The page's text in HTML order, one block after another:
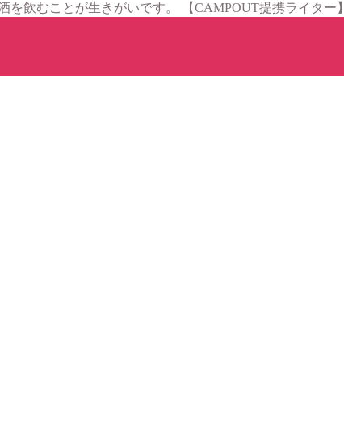
飲むことが生きがいです。 【CAMPOUT提携ライター】